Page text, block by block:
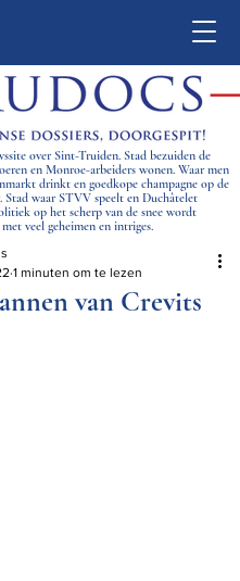
over Sint-Truiden. Stad bezuiden de
en Monroe-arbeiders wonen. Waar men
drinkt en goedkope champagne op de
Stad waar STVV speelt en Duchâtelet
op het scherp van de snee wordt
veel geheimen en intriges.
van Crevits
1 minuten om te lezen